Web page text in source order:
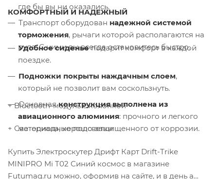
где бы вы ни оказались.
Транспорт оборудован надежной системой
торможения, рычаги которой располагаются на
руле. С ними вы всегда остановитесь быстро.
КОМФОРТНЫЙ И НАДЕЖНЫЙ
Удобное сиденьеподарит комфорт в каждой
поездке.
Подножки покрыты наждачным слоем,
который не позволит вам соскользнуть.
Основнаяконструкция выполнена из
авиационного алюминия: прочного и легкого
материала, хорошо защищенного от коррозии.
+ Bluetooth-модуль с колонкой
+ Светодиодные подсветки
Купить Электроскутер Дрифт Карт Drift-Trike
MINIPRO Mi T02 Синий космос в магазине
Futumag.ru можно, оформив на сайте, и в день а